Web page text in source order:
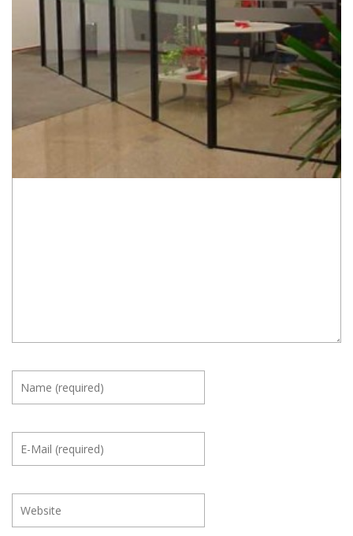
NO COMMENT
Leave a reply
O seu endereço de e-mail não será publicado.
obrigatórios são marcados com
*